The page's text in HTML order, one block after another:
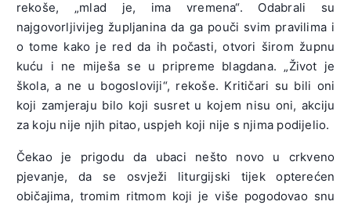
rekoše, „mlad je, ima vremena“. Odabrali su
najgovorljivijeg župljanina da ga pouči svim pravilima i
o tome kako je red da ih počasti, otvori širom župnu
kuću i ne miješa se u pripreme blagdana. „Život je
škola, a ne u bogosloviji“, rekoše. Kritičari su bili oni
koji zamjeraju bilo koji susret u kojem nisu oni, akciju
za koju nije njih pitao, uspjeh koji nije s njima podijelio.
Čekao je prigodu da ubaci nešto novo u crkveno
pjevanje, da se osvježi liturgijski tijek opterećen
običajima, tromim ritmom koji je više pogodovao snu